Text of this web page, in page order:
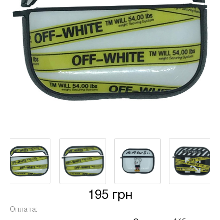
195 грн
Оплата:
від кількості обраних вами платежів, від 2
до 25, та вираховується за допомогою
калькулятору або за консультацією нашого
менеджеру.
Для оформлення розстрочки, в застосунку
ПРИВАТБАНК у вас має бути відкритий ліміт на
МИТТЄВА РОЗСТРОЧКА чи ОПЛАТА
за вартість обраного вами товару, ви маєте
можливість доплатити різницю безпосередньо в
нашому магазині.
ПУМБ
Кількість
Інформація: